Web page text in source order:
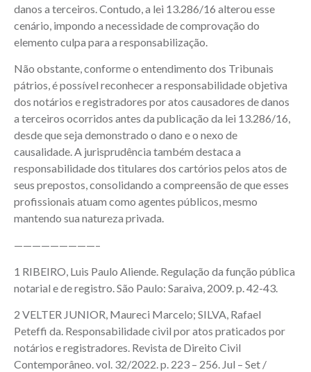
danos a terceiros. Contudo, a lei 13.286/16 alterou esse
cenário, impondo a necessidade de comprovação do
elemento culpa para a responsabilização.
Não obstante, conforme o entendimento dos Tribunais
pátrios, é possível reconhecer a responsabilidade objetiva
dos notários e registradores por atos causadores de danos
a terceiros ocorridos antes da publicação da lei 13.286/16,
desde que seja demonstrado o dano e o nexo de
causalidade. A jurisprudência também destaca a
responsabilidade dos titulares dos cartórios pelos atos de
seus prepostos, consolidando a compreensão de que esses
profissionais atuam como agentes públicos, mesmo
mantendo sua natureza privada.
—————————–
1 RIBEIRO, Luis Paulo Aliende. Regulação da função pública
notarial e de registro. São Paulo: Saraiva, 2009. p. 42-43.
2 VELTER JUNIOR, Maureci Marcelo; SILVA, Rafael
Peteffi da. Responsabilidade civil por atos praticados por
notários e registradores. Revista de Direito Civil
Contemporâneo. vol. 32/2022. p. 223 – 256. Jul – Set /